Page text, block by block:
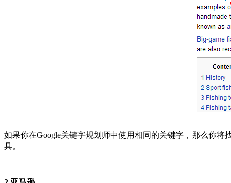
如果你在Google关键字规划师中使用相同的关键字，那么你将
具。